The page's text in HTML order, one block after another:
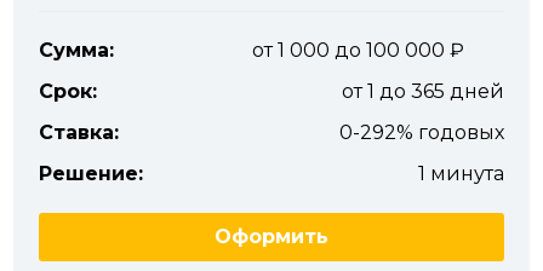
Сумма:
от 1 000 до 100 000
Срок:
от 1 до 365 дней
Ставка:
0-292% годовых
Решение:
1 минута
Оформить